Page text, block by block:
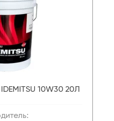
10W30 20Л